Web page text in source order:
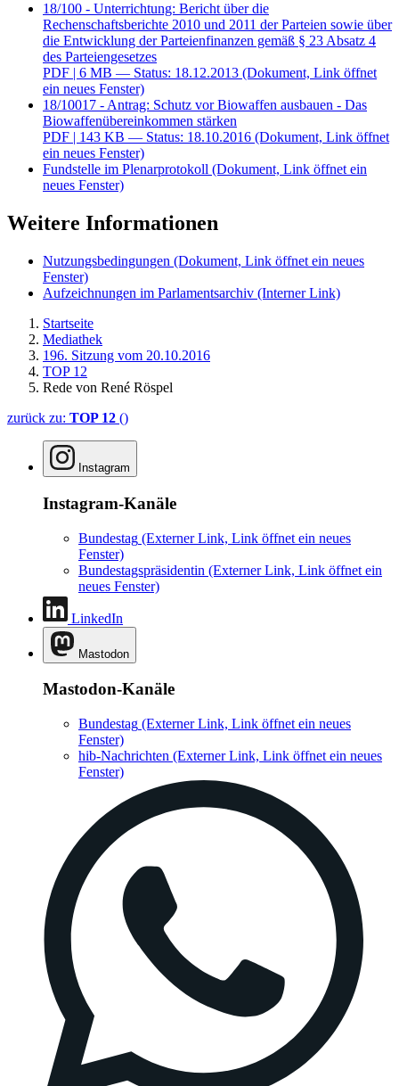
18/100 - Unterrichtung: Bericht über die
Rechenschaftsberichte 2010 und 2011 der Parteien sowie über
die Entwicklung der Parteienfinanzen gemäß § 23 Absatz 4
des Parteiengesetzes
PDF | 6 MB — Status: 18.12.2013 (Dokument, Link öffnet
ein neues Fenster)
18/10017 - Antrag: Schutz vor Biowaffen ausbauen - Das
Biowaffenübereinkommen stärken
PDF | 143 KB — Status: 18.10.2016 (Dokument, Link öffnet
ein neues Fenster)
Fundstelle im Plenarprotokoll (Dokument, Link öffnet ein
neues Fenster)
Weitere Informationen
Nutzungsbedingungen (Dokument, Link öffnet ein neues
Fenster)
Aufzeichnungen im Parlamentsarchiv (Interner Link)
Startseite
Mediathek
196. Sitzung vom 20.10.2016
TOP 12
Rede von René Röspel
zurück zu: TOP 12 ()
Instagram
Instagram-Kanäle
Bundestag (Externer Link, Link öffnet ein neues
Fenster)
Bundestagspräsidentin (Externer Link, Link öffnet ein
neues Fenster)
LinkedIn
Mastodon
Mastodon-Kanäle
Bundestag (Externer Link, Link öffnet ein neues
Fenster)
hib-Nachrichten (Externer Link, Link öffnet ein neues
Fenster)